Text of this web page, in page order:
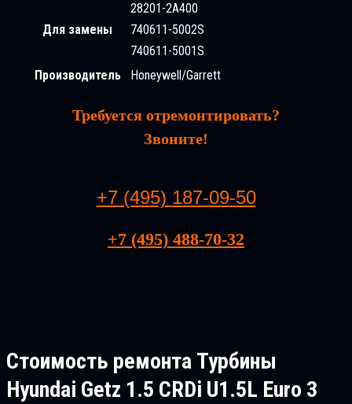
Для замены
28201-2A400
740611-5002S
740611-5001S
Производитель
Honeywell/Garrett
Требуется отремонтировать?
Звоните!
+7 (495) 187-09-50
+7 (495) 488-70-32
Стоимость ремонта Турбины
Hyundai Getz 1.5 CRDi U1.5L Euro 3